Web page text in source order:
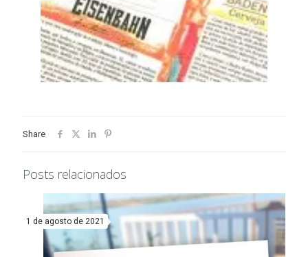
Share
Posts relacionados
1 de agosto de 2021